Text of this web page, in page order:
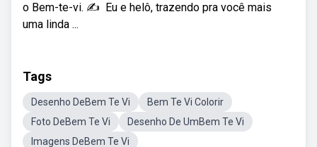
o Bem-te-vi. ✍ ‍ Eu e helô, trazendo pra você mais
uma linda ...
Tags
Desenho DeBem Te Vi
Bem Te Vi Colorir
Foto DeBem Te Vi
Desenho De UmBem Te Vi
Imagens DeBem Te Vi